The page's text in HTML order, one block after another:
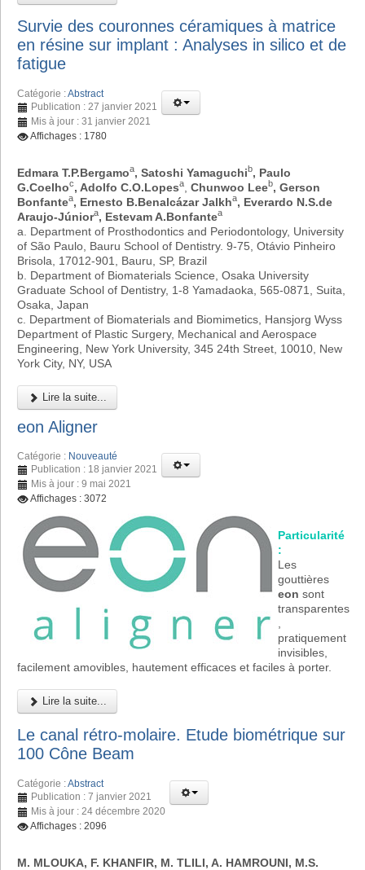
Survie des couronnes céramiques à matrice
en résine sur implant : Analyses in silico et de
fatigue
Catégorie :Abstract
Publication : 27 janvier 2021
Mis à jour : 31 janvier 2021
Affichages : 1780
Edmara T.P.Bergamoa, Satoshi Yamaguchib, Paulo
G.Coelhoc, Adolfo C.O.Lopesa Chunwoo Leeb, Gerson
Bonfantea, Ernesto B.Benalcázar Jalkha, Everardo N.S.de
Araujo-Júniora, Estevam A.Bonfantea
a. Department of Prosthodontics and Periodontology, University
of São Paulo, Bauru School of Dentistry. 9-75, Otávio Pinheiro
Brisola, 17012-901, Bauru, SP, Brazil
b. Department of Biomaterials Science, Osaka University
Graduate School of Dentistry, 1-8 Yamadaoka, 565-0871, Suita,
Osaka, Japan
c. Department of Biomaterials and Biomimetics, Hansjorg Wyss
Department of Plastic Surgery, Mechanical and Aerospace
Engineering, New York University, 345 24th Street, 10010, New
York City, NY, USA
Lire la suite...
eon Aligner
Catégorie : Nouveauté
Publication : 18 janvier 2021
Mis à jour : 9 mai 2021
Affichages : 3072
Particularité
:
Les
gouttières
eon sont
transparentes
,
pratiquement
invisibles,
facilement amovibles, hautement efficaces et faciles à porter.
Lire la suite...
Le canal rétro-molaire. Etude biométrique sur
100 Cône Beam
Catégorie :Abstract
Publication : 7 janvier 2021
Mis à jour : 24 décembre 2020
Affichages : 2096
M. MLOUKA, F. KHANFIR, M. TLILI, A. HAMROUNI, M.S.